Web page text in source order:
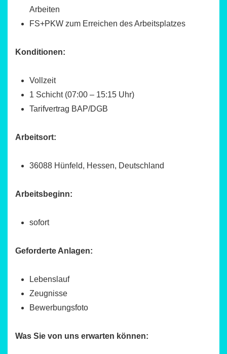
Arbeiten
FS+PKW zum Erreichen des Arbeitsplatzes
Konditionen:
Vollzeit
1 Schicht (07:00 – 15:15 Uhr)
Tarifvertrag BAP/DGB
Arbeitsort:
36088 Hünfeld, Hessen, Deutschland
Arbeitsbeginn:
sofort
Geforderte Anlagen:
Lebenslauf
Zeugnisse
Bewerbungsfoto
Was Sie von uns erwarten können: